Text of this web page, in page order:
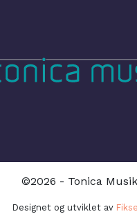
©2026 - Tonica
Designet og utviklet av